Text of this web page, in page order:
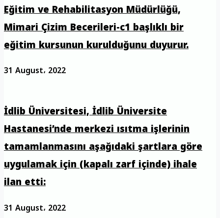
Eğitim ve Rehabilitasyon Müdürlüğü,
Mimari Çizim Becerileri-c1 başlıklı bir
eğitim kursunun kurulduğunu duyurur.
31 August، 2022
İdlib Üniversitesi, İdlib Üniversite
Hastanesi’nde merkezi ısıtma işlerinin
tamamlanmasını aşağıdaki şartlara göre
uygulamak için (kapalı zarf içinde) ihale
ilan etti:
31 August، 2022